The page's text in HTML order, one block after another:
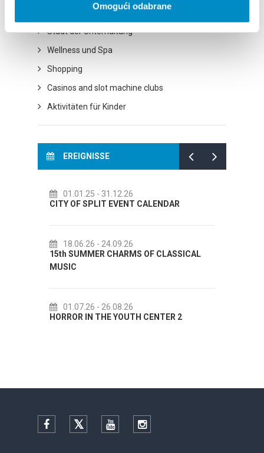
Omogući odabrane
Stadt der Unterhaltung
Wellness und Spa
Shopping
Casinos and slot machine clubs
Aktivitäten für Kinder
EREIGNISSE
- 31.12.26
OF SPLIT EVENT CALENDAR
- 24.09.26
SUMMER CHARMS OF CLASSICAL
- 26.08.26
IN THE YOUTH CENTER 2
72th SPLIT SUMMER
Lito po domaću! -
Summer colours of
Facebook TwitterYouTubeInstagram